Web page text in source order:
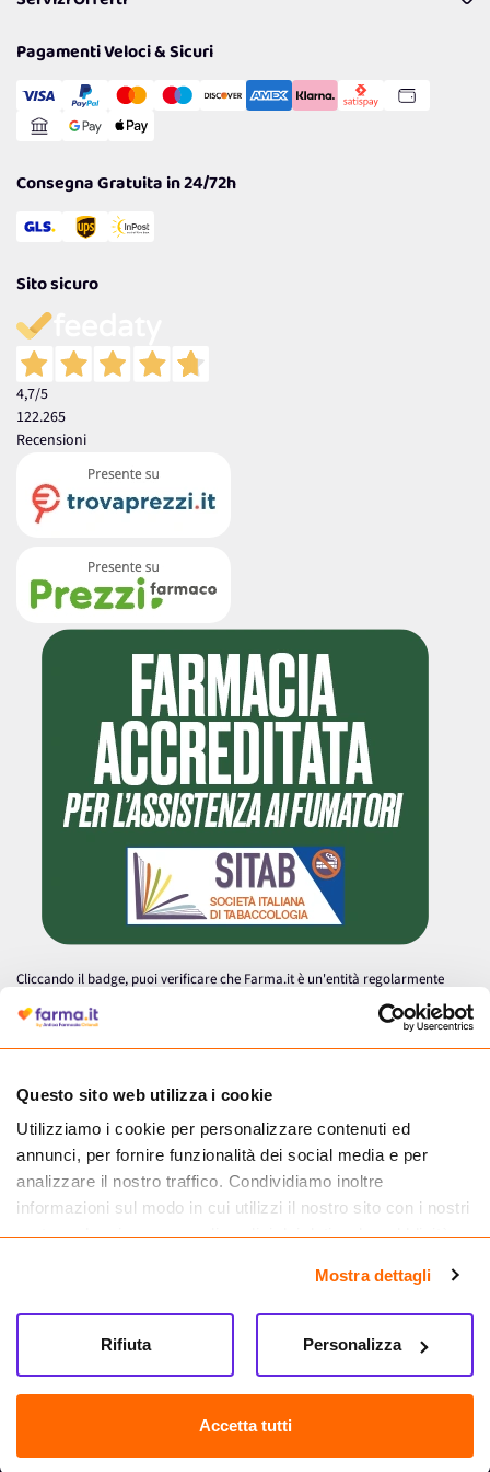
Questo sito web utilizza i cookie
Utilizziamo i cookie per personalizzare contenuti ed
annunci, per fornire funzionalità dei social media e per
analizzare il nostro traffico. Condividiamo inoltre
informazioni sul modo in cui utilizzi il nostro sito con i nostri
partner che si occupano di analisi dei dati web, pubblicità e
informazioni che hai fornito loro o che hanno raccolto dal
tuo utilizzo dei loro servizi.
Mostra dettagli
Accetta tutti
Personalizza
Rifiuta
Politiche per la parità di genere
Cookie Policy
Gestisci Cookie
Reso Facile e Veloce
Pagamenti Veloci & Sicuri
Consegna Gratuita in 24/72h
Sito sicuro
4,7/5
122.265
Recensioni
Cliccando il badge, puoi verificare che Farma.it è un'entità regolarmente
autorizzata dal Ministero della Salute a effettuare la vendita online di
medicinali.
Farma.it S.a.s. P. IVA 07417261216 REA: NA-884088
CREDITS
Sede legale Via delle Repubbliche Marinare 128, 80147 Napoli